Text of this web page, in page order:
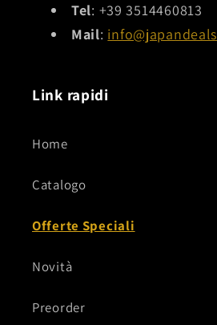
Tel: +39 3514460813
Mail:
Link rapidi
Home
Catalogo
Offerte Speciali
Novità
Preorder